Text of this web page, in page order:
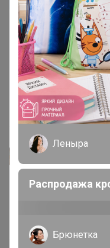
На всех
вискоза,где хлопок?
информацию! Сшит
эксплуатации себя
размер М сел хорошо.
18 июля, 2024 23:46
Жемчужина 94
Костюм понравился.
Леныра
Распродажа
Брюнетка